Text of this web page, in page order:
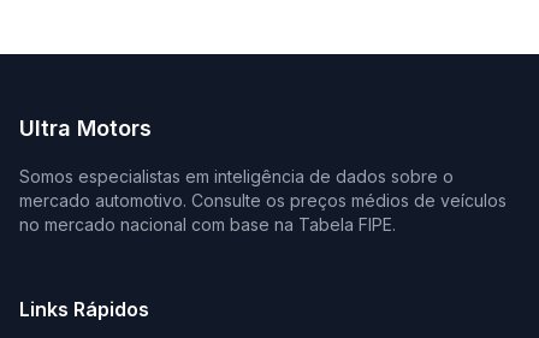
Ultra Motors
Somos especialistas em inteligência de dados sobre o
mercado automotivo. Consulte os preços médios de veículos
no mercado nacional com base na Tabela FIPE.
Links Rápidos